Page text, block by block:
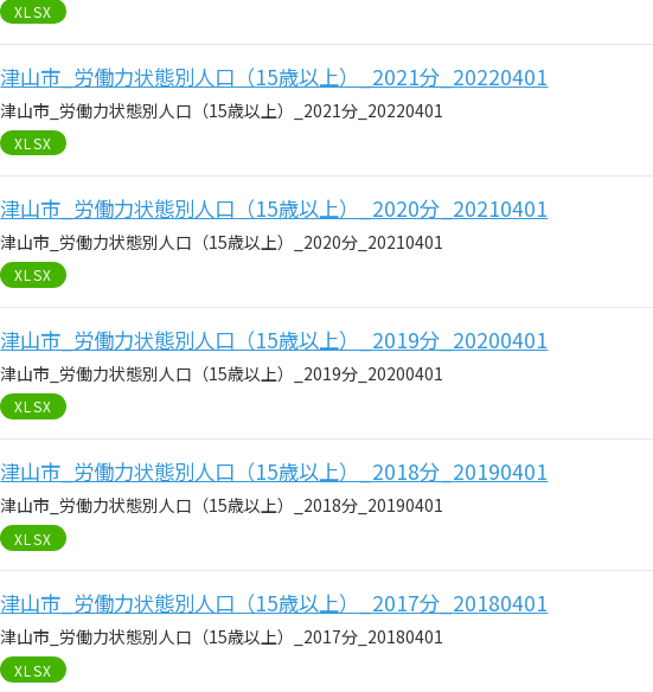
XLSX
津山市_労働力状態別人口（15歳以上）_2021分_20220401
津山市_労働力状態別人口（15歳以上）_2021分_20220401
XLSX
津山市_労働力状態別人口（15歳以上）_2020分_20210401
津山市_労働力状態別人口（15歳以上）_2020分_20210401
XLSX
津山市_労働力状態別人口（15歳以上）_2019分_20200401
津山市_労働力状態別人口（15歳以上）_2019分_20200401
XLSX
津山市_労働力状態別人口（15歳以上）_2018分_20190401
津山市_労働力状態別人口（15歳以上）_2018分_20190401
XLSX
津山市_労働力状態別人口（15歳以上）_2017分_20180401
津山市_労働力状態別人口（15歳以上）_2017分_20180401
XLSX